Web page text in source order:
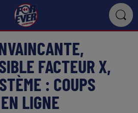
FACTEUR X,
: COUPS
LIGNE